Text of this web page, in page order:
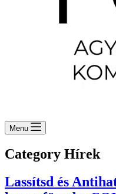
Menu
Category Hírek
Lassítsd és